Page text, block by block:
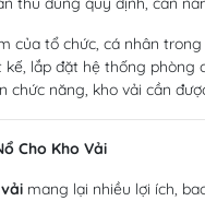
của tổ chức, cá nhân
lắp đặt hệ thống phòng
chức năng, kho vải cần
Cho Kho Vải
mang lại nhiều lợi ích,